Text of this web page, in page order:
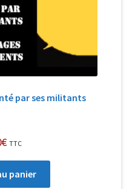
par ses militants
€ TTC
panier